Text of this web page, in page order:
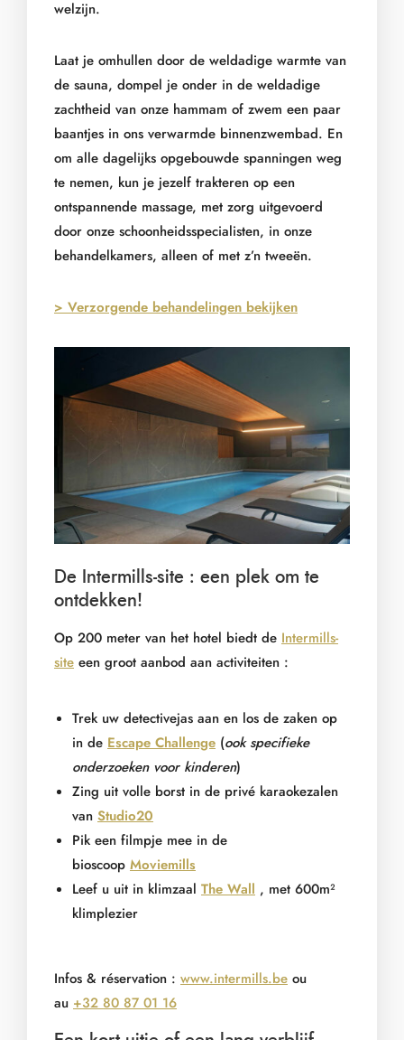
welzijn.
Laat je omhullen door de weldadige warmte van
de sauna, dompel je onder in de weldadige
zachtheid van onze hammam of zwem een paar
baantjes in ons verwarmde binnenzwembad. En
om alle dagelijks opgebouwde spanningen weg
te nemen, kun je jezelf trakteren op een
ontspannende massage, met zorg uitgevoerd
door onze schoonheidsspecialisten, in onze
behandelkamers, alleen of met z’n tweeën.
> Verzorgende behandelingen bekijken
De Intermills-site : een plek om te
ontdekken!
Op 200 meter van het hotel biedt de Intermills-
site een groot aanbod aan activiteiten :
Trek uw detectivejas aan en los de zaken op
in de Escape Challenge (ook specifieke
onderzoeken voor kinderen)
Zing uit volle borst in de privé karaokezalen
van Studio20
Pik een filmpje mee in de
bioscoop Moviemills
Leef u uit in klimzaal The Wall , met 600m²
klimplezier
Infos & réservation : www.intermills.be ou
au +32 80 87 01 16